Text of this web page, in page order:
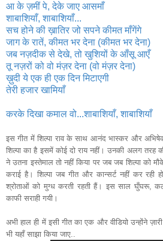
आ के ज़मीं पे, देके जाए आसमाँ
शाबाशियाँ, शाबाशियाँ...
सच होने की ख़ातिर जो सपने कीमत माँगेंगे
जाग के रातें, कीमत भर देना (कीमत भर देना)
जब नज़दीक से देखे, तो खुशियों के आँसू आएँ
तू नज़रों को वो मंज़र देना (वो मंज़र देना)
ख़ुदी ये एक ही एक दिन मिटाएगी
तेरी हजार खामियाँ
करके दिखा कमाल वो...शाबाशियाँ, शाबाशियाँ
इस गीत में शिल्पा राव के साथ आनंद भास्कर और
शिल्पा का है इसमें कोई दो राय नहीं। उनकी अलग तरह
ने उतना इस्तेमाल तो नहीं किया पर जब जब शिल्पा को
कराई है। शिल्पा जब गीत और कान्सर्ट नहीं कर
श्रोताओं को मुग्ध करती रहती हैं। इस साल घुँघरू,
काफी सराही गयी।
अभी हाल ही में इसी गीत का एक और वीडियो उन्होंने
भी यहाँ साझा किया जाए..